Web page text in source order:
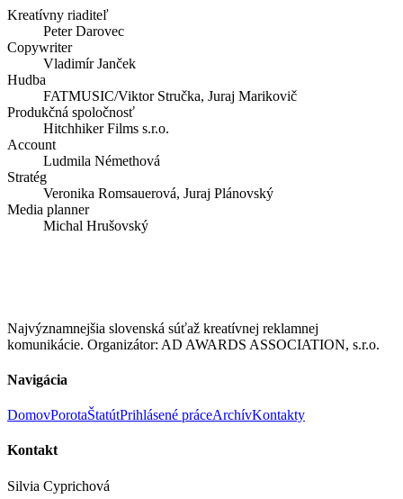
Kreatívny riaditeľ
Peter Darovec
Copywriter
Vladimír Janček
Hudba
FATMUSIC/Viktor Stručka, Juraj Marikovič
Produkčná spoločnosť
Hitchhiker Films s.r.o.
Account
Ludmila Némethová
Stratég
Veronika Romsauerová, Juraj Plánovský
Media planner
Michal Hrušovský
Najvýznamnejšia slovenská súťaž kreatívnej reklamnej
komunikácie. Organizátor: AD AWARDS ASSOCIATION, s.r.o.
Navigácia
DomovPorotaŠtatútPrihlásené práceArchívKontakty
Kontakt
Silvia Cyprichová